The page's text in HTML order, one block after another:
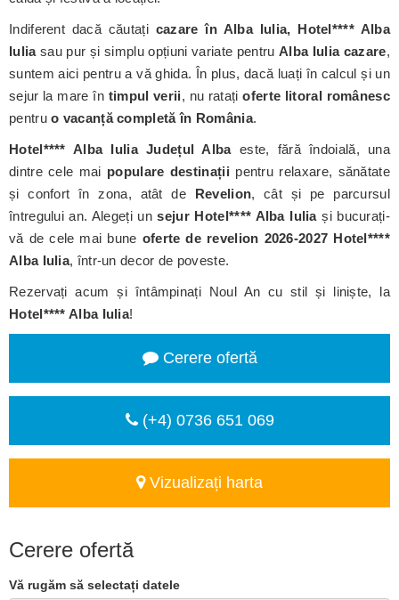
Indiferent dacă căutați cazare în Alba Iulia, Hotel**** Alba
Iuliasau pur și simplu opțiuni variate pentruAlba Iulia cazare,
suntem aici pentru a vă ghida. În plus, dacă luați în calcul și un
sejur la mare în timpul verii, nu ratațioferte litoral românesc
pentruo vacanță completă în România.
Hotel**** Alba Iulia Județul Albaeste, fără îndoială, una
dintre cele mai populare destinații pentru relaxare, sănătate
și confort în zona, atât de Revelion, cât și pe parcursul
întregului an. Alegeți unsejur Hotel**** Alba Iuliași bucurați-
vă de cele mai bune oferte de revelion 2026-2027 Hotel****
Alba Iulia, într-un decor de poveste.
Rezervați acum și întâmpinați Noul An cu stil și liniște, la
Hotel**** Alba Iulia!
Cerere ofertă
(+4) 0736 651 069
Vizualizați harta
Cerere ofertă
Vă rugăm să selectați datele